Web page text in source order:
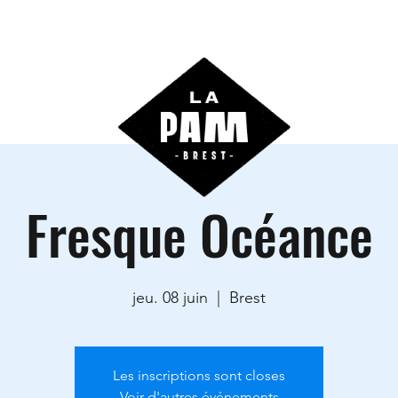
Fresque Océance
jeu. 08 juin Brest
Les inscriptions sont closes